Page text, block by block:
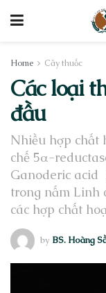
Home Cây thuốc
Các loại
đầu
Nhiều hợp chất
chế 5α-
Ganoderic acid
trong nấm Linh
các hợp chất
by BS. Hoàng